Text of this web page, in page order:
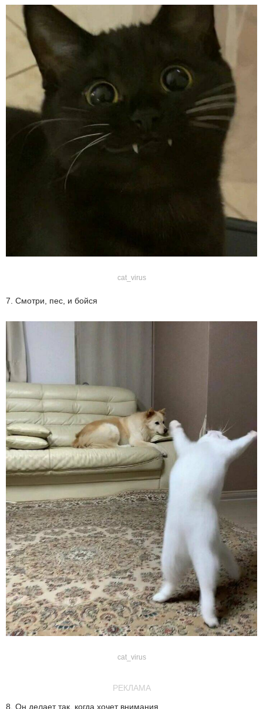
cat_virus
7. Смотри, пес, и бойся
cat_virus
РЕКЛАМА
8. Он делает так, когда хочет внимания